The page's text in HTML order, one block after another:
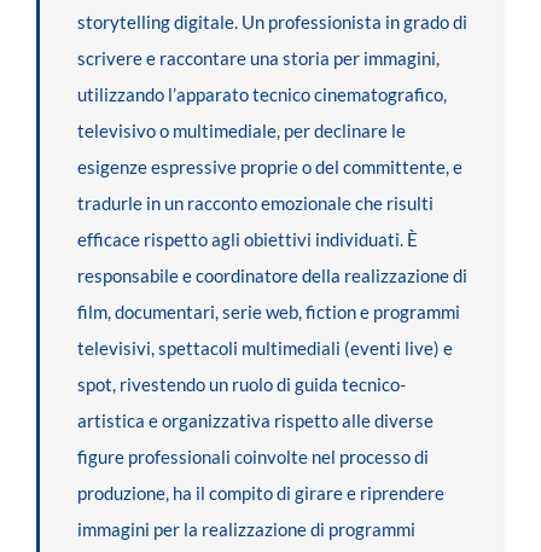
storytelling digitale. Un professionista in grado di
scrivere e raccontare una storia per immagini,
utilizzando l’apparato tecnico cinematografico,
televisivo o multimediale, per declinare le
esigenze espressive proprie o del committente, e
tradurle in un racconto emozionale che risulti
efficace rispetto agli obiettivi individuati. È
responsabile e coordinatore della realizzazione di
film, documentari, serie web, fiction e programmi
televisivi, spettacoli multimediali (eventi live) e
spot, rivestendo un ruolo di guida tecnico-
artistica e organizzativa rispetto alle diverse
figure professionali coinvolte nel processo di
produzione, ha il compito di girare e riprendere
immagini per la realizzazione di programmi